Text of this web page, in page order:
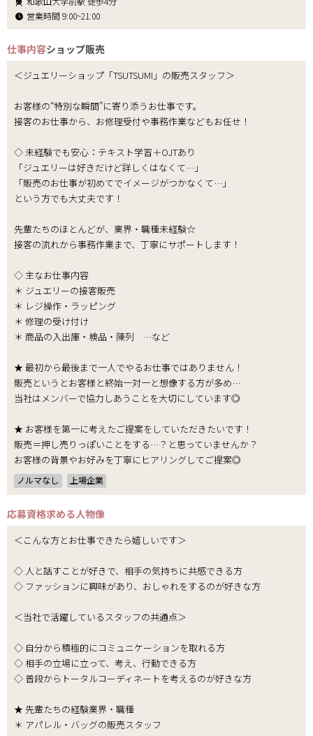
営業時間 9:00~21:00
仕事内容ショップ販売
＜ジュエリーショップ「TSUTSUMI」の販売スタッフ＞
お客様の“特別な瞬間”に寄り添うお仕事です。
接客のお仕事から、お修理受付や事務作業などもお任せ！
◇ 未経験でも安心：テキスト学習＋OJTあり
「ジュエリーは好きだけど詳しくはなくて…」
「販売のお仕事が初めてでイメージがつかなくて…」
という方でも大丈夫です！
先輩たちのほとんどが、業界・職種未経験☆
接客の流れから事務作業まで、丁寧にサポートします！
◇ 主なお仕事内容
＊ ジュエリーの接客販売
＊ レジ操作・ラッピング
＊ 修理の受け付け
＊ 商品の入出庫・検品・陳列 …など
★ 最初から最後まで一人でやるお仕事ではありません！
販売というとお客様と終始一対一と想像する方が多め…
当社はメンバーで協力しあうことを大切にしています◎
★ お客様を第一に考えたご提案をしていただきたいです！
販売＝押し売りっぽいことをする…？と思っていませんか？
お客様の背景やお好みを丁寧にヒアリングしてご提案◎
ノルマなし 上場企業
応募資格求める人物像
＜こんな方とお仕事できたら嬉しいです＞
◇ 人と話すことが好きで、相手の気持ちに共感できる方
◇ ファッションに興味があり、おしゃれをするのが好きな方
＜当社で活躍しているスタッフの共通点＞
◇ 自分から積極的にコミュニケーションを取れる方
◇ 相手の立場に立って、考え、行動できる方
◇ 普段からトータルコーディネートを考えるのが好きな方
★ 先輩たちの経験業界・職種
＊ アパレル・バッグの販売スタッフ